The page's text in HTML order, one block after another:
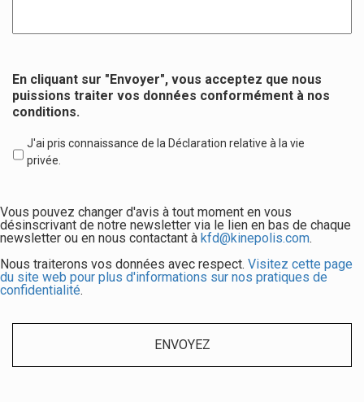
En cliquant sur "Envoyer", vous acceptez que nous
puissions traiter vos données conformément à nos
conditions.
J'ai pris connaissance de la Déclaration relative à la vie
privée.
Vous pouvez changer d'avis à tout moment en vous
désinscrivant de notre newsletter via le lien en bas de chaque
newsletter ou en nous contactant à kfd@kinepolis.com.
Nous traiterons vos données avec respect. Visitez cette page
du site web pour plus d'informations sur nos pratiques de
confidentialité.